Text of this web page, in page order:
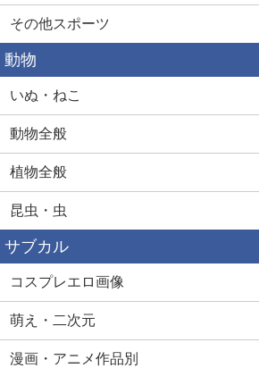
その他スポーツ
動物
いぬ・ねこ
動物全般
植物全般
昆虫・虫
サブカル
コスプレエロ画像
萌え・二次元
漫画・アニメ作品別